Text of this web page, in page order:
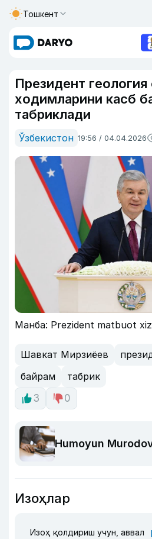
Тошкент
Президент геология
ходимларини касб
табриклади
Ўзбекистон 19:56 / 04.04.2026
Манба: Prezident matbuot
Шавкат Мирзиёев
байрам
табрик
3
0
Humoyun
Изоҳлар
Изоҳ қолдириш учун, аввал